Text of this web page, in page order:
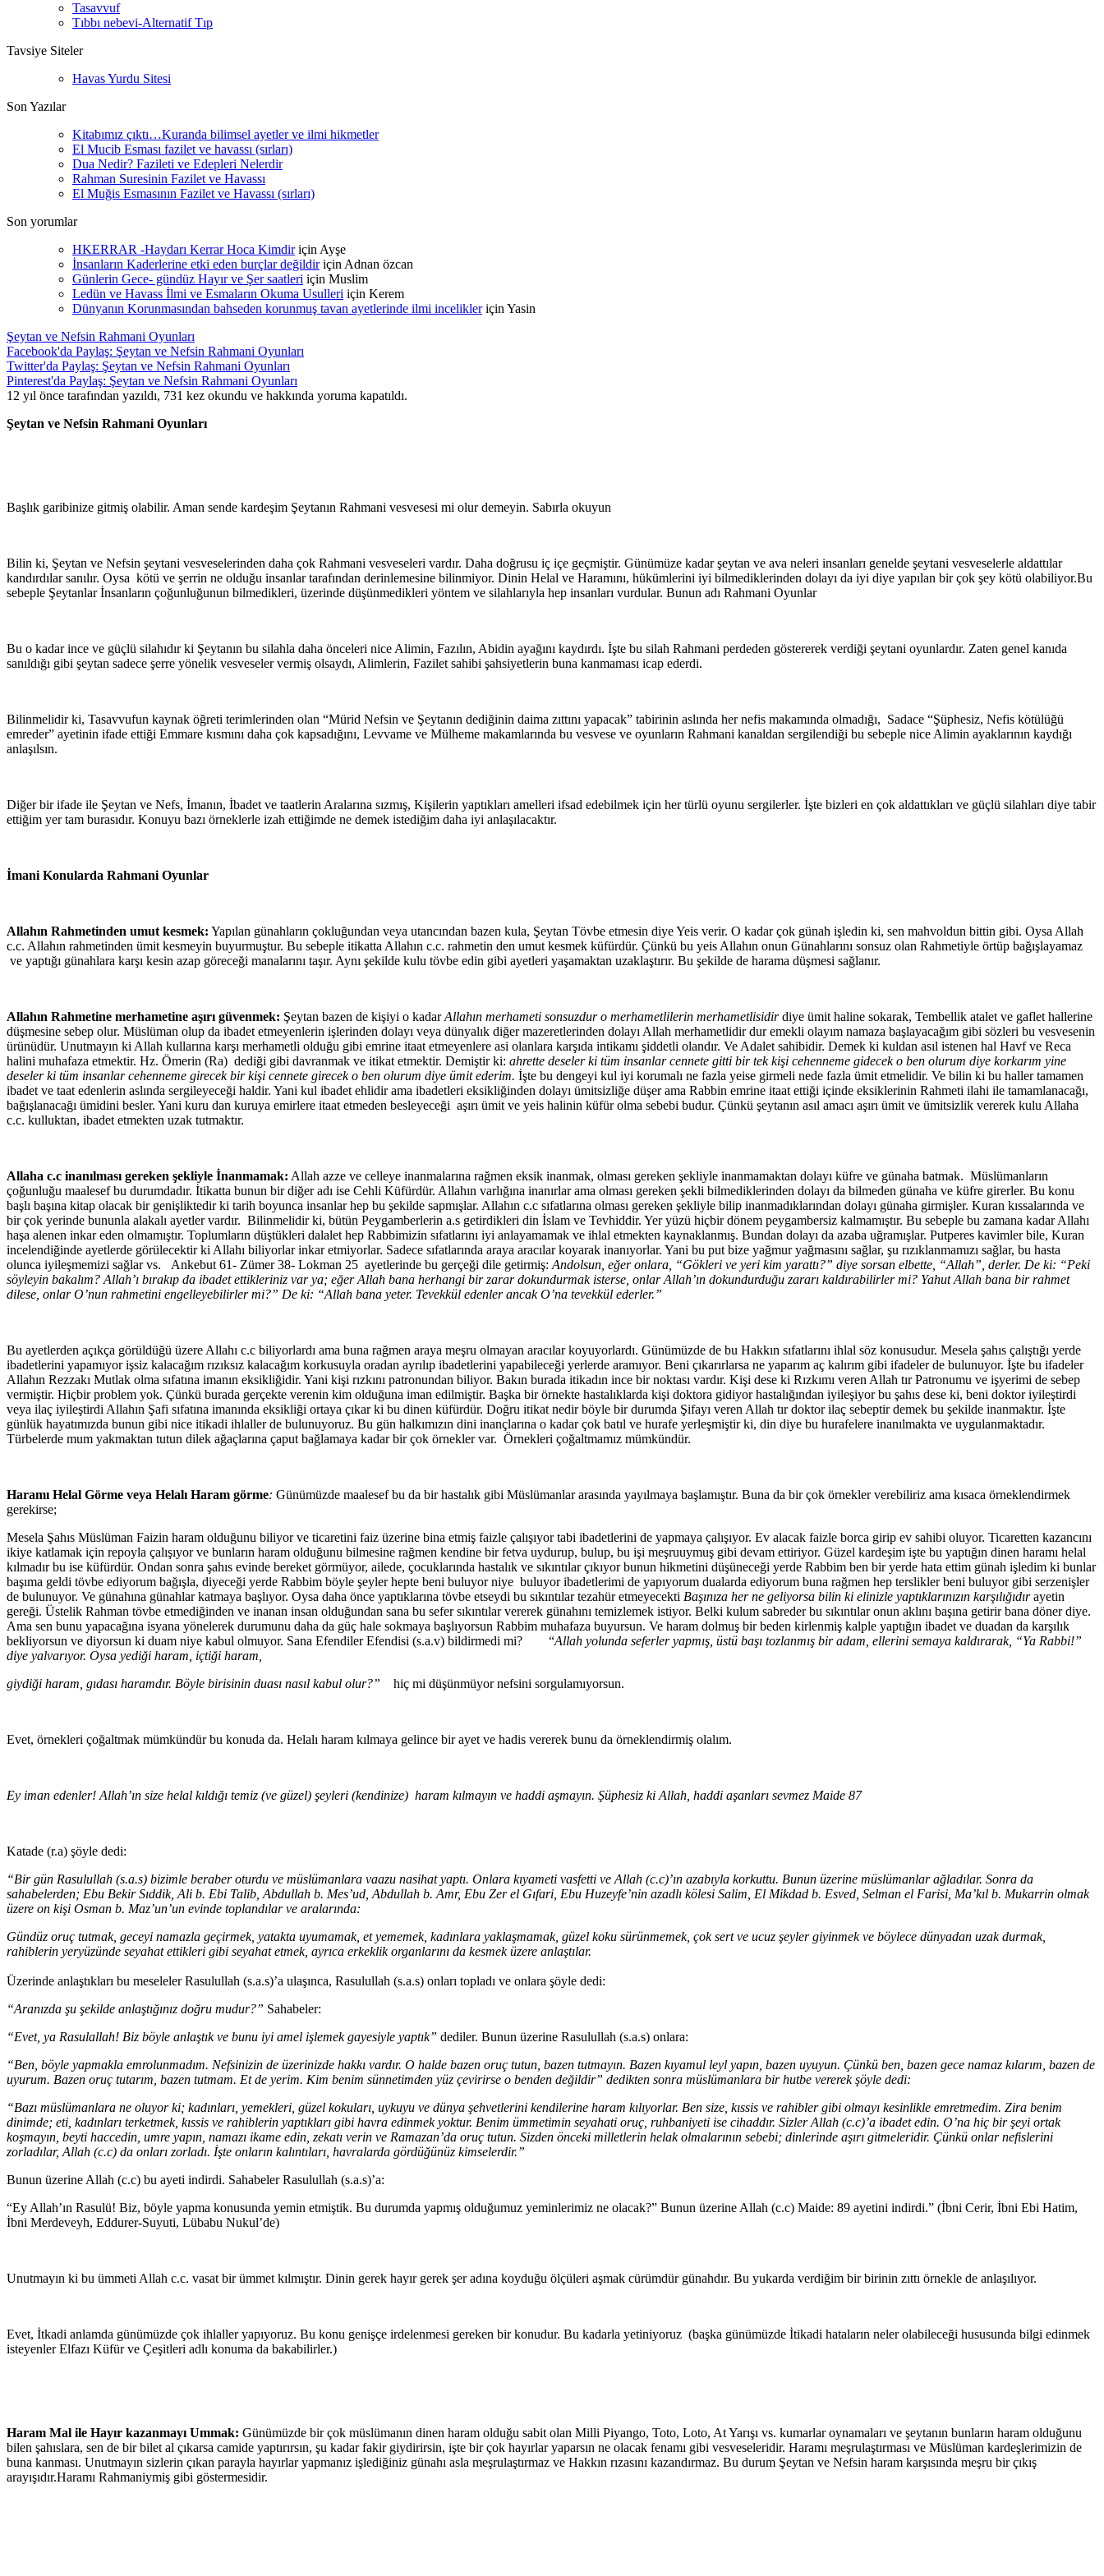
Tasavvuf
Tıbbı nebevi-Alternatif Tıp
Tavsiye Siteler
Havas Yurdu Sitesi
Son Yazılar
Kitabımız çıktı…Kuranda bilimsel ayetler ve ilmi hikmetler
El Mucib Esması fazilet ve havassı (sırları)
Dua Nedir? Fazileti ve Edepleri Nelerdir
Rahman Suresinin Fazilet ve Havassı
El Muğis Esmasının Fazilet ve Havassı (sırları)
Son yorumlar
HKERRAR -Haydarı Kerrar Hoca Kimdiriçin Ayşe
İnsanların Kaderlerine etki eden burçlar değildiriçin Adnan özcan
Günlerin Gece- gündüz Hayır ve Şer saatleri için Muslim
Ledün ve Havass İlmi ve Esmaların Okuma Usulleri için Kerem
Dünyanın Korunmasından bahseden korunmuş tavan ayetlerinde ilmi incelikleriçin Yasin
Şeytan ve Nefsin Rahmani Oyunları
Facebook'da Paylaş: Şeytan ve Nefsin Rahmani Oyunları
Twitter'da Paylaş: Şeytan ve Nefsin Rahmani Oyunları
Pinterest'da Paylaş: Şeytan ve Nefsin Rahmani Oyunları
12 yıl önce tarafından yazıldı, 731 kez okundu ve hakkında yoruma kapatıldı.
Şeytan ve Nefsin Rahmani Oyunları
Başlık garibinize gitmiş olabilir. Aman sende kardeşim Şeytanın Rahmani vesvesesi mi olur demeyin. Sabırla okuyun
Bilin ki, Şeytan ve Nefsin şeytani vesveselerinden daha çok Rahmani vesveseleri vardır. Daha doğrusu iç içe geçmiştir. Günümüze kadar şeytan ve ava neleri insanları genelde şeytani vesveselerle aldattılar
kandırdılar sanılır. Oysa kötü ve şerrin ne olduğu insanlar tarafından derinlemesine bilinmiyor. Dinin Helal ve Haramını, hükümlerini iyi bilmediklerinden dolayı da iyi diye yapılan bir çok şey kötü olabiliyor.Bu
sebeple Şeytanlar İnsanların çoğunluğunun bilmedikleri, üzerinde düşünmedikleri yöntem ve silahlarıyla hep insanları vurdular. Bunun adı Rahmani Oyunlar
Bu o kadar ince ve güçlü silahıdır ki Şeytanın bu silahla daha önceleri nice Alimin, Fazılın, Abidin ayağını kaydırdı. İşte bu silah Rahmani perdeden göstererek verdiği şeytani oyunlardır. Zaten genel kanıda
sanıldığı gibi şeytan sadece şerre yönelik vesveseler vermiş olsaydı, Alimlerin, Fazilet sahibi şahsiyetlerin buna kanmaması icap ederdi.
Bilinmelidir ki, Tasavvufun kaynak öğreti terimlerinden olan “Mürid Nefsin ve Şeytanın dediğinin daima zıttını yapacak” tabirinin aslında her nefis makamında olmadığı, Sadace “Şüphesiz, Nefis kötülüğü
emreder” ayetinin ifade ettiği Emmare kısmını daha çok kapsadığını, Levvame ve Mülheme makamlarında bu vesvese ve oyunların Rahmani kanaldan sergilendiği bu sebeple nice Alimin ayaklarının kaydığı
anlaşılsın.
Diğer bir ifade ile Şeytan ve Nefs, İmanın, İbadet ve taatlerin Aralarına sızmış, Kişilerin yaptıkları amelleri ifsad edebilmek için her türlü oyunu sergilerler. İşte bizleri en çok aldattıkları ve güçlü silahları diye tabir
ettiğim yer tam burasıdır. Konuyu bazı örneklerle izah ettiğimde ne demek istediğim daha iyi anlaşılacaktır.
İmani Konularda Rahmani Oyunlar
Allahın Rahmetinden umut kesmek: Yapılan günahların çokluğundan veya utancından bazen kula, Şeytan Tövbe etmesin diye Yeis verir. O kadar çok günah işledin ki, sen mahvoldun bittin gibi. Oysa Allah
c.c. Allahın rahmetinden ümit kesmeyin buyurmuştur. Bu sebeple itikatta Allahın c.c. rahmetin den umut kesmek küfürdür. Çünkü bu yeis Allahın onun Günahlarını sonsuz olan Rahmetiyle örtüp bağışlayamaz
ve yaptığı günahlara karşı kesin azap göreceği manalarını taşır. Aynı şekilde kulu tövbe edin gibi ayetleri yaşamaktan uzaklaştırır. Bu şekilde de harama düşmesi sağlanır.
Allahın Rahmetine merhametine aşırı güvenmek: Şeytan bazen de kişiyi o kadarAllahın merhameti sonsuzdur o merhametlilerin merhametlisidirdiye ümit haline sokarak, Tembellik atalet ve gaflet hallerine
düşmesine sebep olur. Müslüman olup da ibadet etmeyenlerin işlerinden dolayı veya dünyalık diğer mazeretlerinden dolayı Allah merhametlidir dur emekli olayım namaza başlayacağım gibi sözleri bu vesvesenin
ürünüdür. Unutmayın ki Allah kullarına karşı merhametli olduğu gibi emrine itaat etmeyenlere asi olanlara karşıda intikamı şiddetli olandır. Ve Adalet sahibidir. Demek ki kuldan asıl istenen hal Havf ve Reca
halini muhafaza etmektir. Hz. Ömerin (Ra) dediği gibi davranmak ve itikat etmektir. Demiştir ki: ahrette deseler ki tüm insanlar cennete gitti bir tek kişi cehenneme gidecek o ben olurum diye korkarım yine
deseler ki tüm insanlar cehenneme girecek bir kişi cennete girecek o ben olurum diye ümit ederim. İşte bu dengeyi kul iyi korumalı ne fazla yeise girmeli nede fazla ümit etmelidir. Ve bilin ki bu haller tamamen
ibadet ve taat edenlerin aslında sergileyeceği haldir. Yani kul ibadet ehlidir ama ibadetleri eksikliğinden dolayı ümitsizliğe düşer ama Rabbin emrine itaat ettiği içinde eksiklerinin Rahmeti ilahi ile tamamlanacağı,
bağışlanacağı ümidini besler. Yani kuru dan kuruya emirlere itaat etmeden besleyeceği aşırı ümit ve yeis halinin küfür olma sebebi budur. Çünkü şeytanın asıl amacı aşırı ümit ve ümitsizlik vererek kulu Allaha
c.c. kulluktan, ibadet etmekten uzak tutmaktır.
Allaha c.c inanılması gereken şekliyle İnanmamak: Allah azze ve celleye inanmalarına rağmen eksik inanmak, olması gereken şekliyle inanmamaktan dolayı küfre ve günaha batmak. Müslümanların
çoğunluğu maalesef bu durumdadır. İtikatta bunun bir diğer adı ise Cehli Küfürdür. Allahın varlığına inanırlar ama olması gereken şekli bilmediklerinden dolayı da bilmeden günaha ve küfre girerler. Bu konu
başlı başına kitap olacak bir genişliktedir ki tarih boyunca insanlar hep bu şekilde sapmışlar. Allahın c.c sıfatlarına olması gereken şekliyle bilip inanmadıklarından dolayı günaha girmişler. Kuran kıssalarında ve
bir çok yerinde bununla alakalı ayetler vardır. Bilinmelidir ki, bütün Peygamberlerin a.s getirdikleri din İslam ve Tevhiddir. Yer yüzü hiçbir dönem peygambersiz kalmamıştır. Bu sebeple bu zamana kadar Allahı
haşa alenen inkar eden olmamıştır. Toplumların düştükleri dalalet hep Rabbimizin sıfatlarını iyi anlayamamak ve ihlal etmekten kaynaklanmış. Bundan dolayı da azaba uğramışlar. Putperes kavimler bile, Kuran
incelendiğinde ayetlerde görülecektir ki Allahı biliyorlar inkar etmiyorlar. Sadece sıfatlarında araya aracılar koyarak inanıyorlar. Yani bu put bize yağmur yağmasını sağlar, şu rızıklanmamızı sağlar, bu hasta
olunca iyileşmemizi sağlar vs. Ankebut 61- Zümer 38- Lokman 25 ayetlerinde bu gerçeği dile getirmiş: Andolsun, eğer onlara, “Gökleri ve yeri kim yarattı?” diye sorsan elbette, “Allah”, derler. De ki: “Peki
söyleyin bakalım? Allah’ı bırakıp da ibadet ettikleriniz var ya; eğer Allah bana herhangi bir zarar dokundurmak isterse, onlar Allah’ın dokundurduğu zararı kaldırabilirler mi? Yahut Allah bana bir rahmet
dilese, onlar O’nun rahmetini engelleyebilirler mi?” De ki: “Allah bana yeter. Tevekkül edenler ancak O’na tevekkül ederler.”
Bu ayetlerden açıkça görüldüğü üzere Allahı c.c biliyorlardı ama buna rağmen araya meşru olmayan aracılar koyuyorlardı. Günümüzde de bu Hakkın sıfatlarını ihlal söz konusudur. Mesela şahıs çalıştığı yerde
ibadetlerini yapamıyor işsiz kalacağım rızıksız kalacağım korkusuyla oradan ayrılıp ibadetlerini yapabileceği yerlerde aramıyor. Beni çıkarırlarsa ne yaparım aç kalırım gibi ifadeler de bulunuyor. İşte bu ifadeler
Allahın Rezzakı Mutlak olma sıfatına imanın eksikliğidir. Yani kişi rızkını patronundan biliyor. Bakın burada itikadın ince bir noktası vardır. Kişi dese ki Rızkımı veren Allah tır Patronumu ve işyerimi de sebep
vermiştir. Hiçbir problem yok. Çünkü burada gerçekte verenin kim olduğuna iman edilmiştir. Başka bir örnekte hastalıklarda kişi doktora gidiyor hastalığından iyileşiyor bu şahıs dese ki, beni doktor iyileştirdi
veya ilaç iyileştirdi Allahın Şafi sıfatına imanında eksikliği ortaya çıkar ki bu dinen küfürdür. Doğru itikat nedir böyle bir durumda Şifayı veren Allah tır doktor ilaç sebeptir demek bu şekilde inanmaktır. İşte
günlük hayatımızda bunun gibi nice itikadi ihlaller de bulunuyoruz. Bu gün halkımızın dini inançlarına o kadar çok batıl ve hurafe yerleşmiştir ki, din diye bu hurafelere inanılmakta ve uygulanmaktadır.
Türbelerde mum yakmaktan tutun dilek ağaçlarına çaput bağlamaya kadar bir çok örnekler var. Örnekleri çoğaltmamız mümkündür.
Haramı Helal Görme veya Helalı Haram görme: Günümüzde maalesef bu da bir hastalık gibi Müslümanlar arasında yayılmaya başlamıştır. Buna da bir çok örnekler verebiliriz ama kısaca örneklendirmek
gerekirse;
Mesela Şahıs Müslüman Faizin haram olduğunu biliyor ve ticaretini faiz üzerine bina etmiş faizle çalışıyor tabi ibadetlerini de yapmaya çalışıyor. Ev alacak faizle borca girip ev sahibi oluyor. Ticaretten kazancını
ikiye katlamak için repoyla çalışıyor ve bunların haram olduğunu bilmesine rağmen kendine bir fetva uydurup, bulup, bu işi meşruuymuş gibi devam ettiriyor. Güzel kardeşim işte bu yaptığın dinen haramı helal
kılmadır bu ise küfürdür. Ondan sonra şahıs evinde bereket görmüyor, ailede, çocuklarında hastalık ve sıkıntılar çıkıyor bunun hikmetini düşüneceği yerde Rabbim ben bir yerde hata ettim günah işledim ki bunlar
başıma geldi tövbe ediyorum bağışla, diyeceği yerde Rabbim böyle şeyler hepte beni buluyor niye buluyor ibadetlerimi de yapıyorum dualarda ediyorum buna rağmen hep terslikler beni buluyor gibi serzenişler
de bulunuyor. Ve günahına günahlar katmaya başlıyor. Oysa daha önce yaptıklarına tövbe etseydi bu sıkıntılar tezahür etmeyecekti Başınıza her ne geliyorsa bilin ki elinizle yaptıklarınızın karşılığıdırayetin
gereği. Üstelik Rahman tövbe etmediğinden ve inanan insan olduğundan sana bu sefer sıkıntılar vererek günahını temizlemek istiyor. Belki kulum sabreder bu sıkıntılar onun aklını başına getirir bana döner diye.
Ama sen bunu yapacağına isyana yönelerek durumunu daha da güç hale sokmaya başlıyorsun Rabbim muhafaza buyursun. Ve haram dolmuş bir beden kirlenmiş kalple yaptığın ibadet ve duadan da karşılık
bekliyorsun ve diyorsun ki duam niye kabul olmuyor. Sana Efendiler Efendisi (s.a.v) bildirmedi mi? “Allah yolunda seferler yapmış, üstü başı tozlanmış bir adam, ellerini semaya kaldırarak, “Ya Rabbi!”
diye yalvarıyor. Oysa yediği haram, içtiği haram,
giydiği haram, gıdası haramdır. Böyle birisinin duası nasıl kabul olur?” hiç mi düşünmüyor nefsini sorgulamıyorsun.
Evet, örnekleri çoğaltmak mümkündür bu konuda da. Helalı haram kılmaya gelince bir ayet ve hadis vererek bunu da örneklendirmiş olalım.
Ey iman edenler! Allah’ın size helal kıldığı temiz (ve güzel) şeyleri (kendinize) haram kılmayın ve haddi aşmayın. Şüphesiz ki Allah, haddi aşanları sevmez Maide 87
Katade (r.a) şöyle dedi:
“Bir gün Rasulullah (s.a.s) bizimle beraber oturdu ve müslümanlara vaazu nasihat yaptı. Onlara kıyameti vasfetti ve Allah (c.c)’ın azabıyla korkuttu. Bunun üzerine müslümanlar ağladılar. Sonra da
sahabelerden; Ebu Bekir Sıddik, Ali b. Ebi Talib, Abdullah b. Mes’ud, Abdullah b. Amr, Ebu Zer el Gıfari, Ebu Huzeyfe’nin azadlı kölesi Salim, El Mikdad b. Esved, Selman el Farisi, Ma’kıl b. Mukarrin olmak
üzere on kişi Osman b. Maz’un’un evinde toplandılar ve aralarında:
Gündüz oruç tutmak, geceyi namazla geçirmek, yatakta uyumamak, et yememek, kadınlara yaklaşmamak, güzel koku sürünmemek, çok sert ve ucuz şeyler giyinmek ve böylece dünyadan uzak durmak,
rahiblerin yeryüzünde seyahat ettikleri gibi seyahat etmek, ayrıca erkeklik organlarını da kesmek üzere anlaştılar.
Üzerinde anlaştıkları bu meseleler Rasulullah (s.a.s)’a ulaşınca, Rasulullah (s.a.s) onları topladı ve onlara şöyle dedi:
“Aranızda şu şekilde anlaştığınız doğru mudur?” Sahabeler:
“Evet, ya Rasulallah! Biz böyle anlaştık ve bunu iyi amel işlemek gayesiyle yaptık” dediler. Bunun üzerine Rasulullah (s.a.s) onlara:
“Ben, böyle yapmakla emrolunmadım. Nefsinizin de üzerinizde hakkı vardır. O halde bazen oruç tutun, bazen tutmayın. Bazen kıyamul leyl yapın, bazen uyuyun. Çünkü ben, bazen gece namaz kılarım, bazen de
uyurum. Bazen oruç tutarım, bazen tutmam. Et de yerim. Kim benim sünnetimden yüz çevirirse o benden değildir” dedikten sonra müslümanlara bir hutbe vererek şöyle dedi:
“Bazı müslümanlara ne oluyor ki; kadınları, yemekleri, güzel kokuları, uykuyu ve dünya şehvetlerini kendilerine haram kılıyorlar. Ben size, kıssis ve rahibler gibi olmayı kesinlikle emretmedim. Zira benim
dinimde; eti, kadınları terketmek, kıssis ve rahiblerin yaptıkları gibi havra edinmek yoktur. Benim ümmetimin seyahati oruç, ruhbaniyeti ise cihaddır. Sizler Allah (c.c)’a ibadet edin. O’na hiç bir şeyi ortak
koşmayın, beyti haccedin, umre yapın, namazı ikame edin, zekatı verin ve Ramazan’da oruç tutun. Sizden önceki milletlerin helak olmalarının sebebi; dinlerinde aşırı gitmeleridir. Çünkü onlar nefislerini
zorladılar, Allah (c.c) da onları zorladı. İşte onların kalıntıları, havralarda gördüğünüz kimselerdir.”
Bunun üzerine Allah (c.c) bu ayeti indirdi. Sahabeler Rasulullah (s.a.s)’a:
“Ey Allah’ın Rasulü! Biz, böyle yapma konusunda yemin etmiştik. Bu durumda yapmış olduğumuz yeminlerimiz ne olacak?” Bunun üzerine Allah (c.c) Maide: 89 ayetini indirdi.” (İbni Cerir, İbni Ebi Hatim,
İbni Merdeveyh, Eddurer-Suyuti, Lübabu Nukul’de)
Unutmayın ki bu ümmeti Allah c.c. vasat bir ümmet kılmıştır. Dinin gerek hayır gerek şer adına koyduğu ölçüleri aşmak cürümdür günahdır. Bu yukarda verdiğim bir birinin zıttı örnekle de anlaşılıyor.
Evet, İtkadi anlamda günümüzde çok ihlaller yapıyoruz. Bu konu genişçe irdelenmesi gereken bir konudur. Bu kadarla yetiniyoruz (başka günümüzde İtikadi hataların neler olabileceği hususunda bilgi edinmek
isteyenler Elfazı Küfür ve Çeşitleri adlı konuma da bakabilirler.)
Haram Mal ile Hayır kazanmayı Ummak: Günümüzde bir çok müslümanın dinen haram olduğu sabit olan Milli Piyango, Toto, Loto, At Yarışı vs. kumarlar oynamaları ve şeytanın bunların haram olduğunu
bilen şahıslara, sen de bir bilet al çıkarsa camide yaptırırsın, şu kadar fakir giydirirsin, işte bir çok hayırlar yaparsın ne olacak fenamı gibi vesveseleridir. Haramı meşrulaştırması ve Müslüman kardeşlerimizin de
buna kanması. Unutmayın sizlerin çıkan parayla hayırlar yapmanız işlediğiniz günahı asla meşrulaştırmaz ve Hakkın rızasını kazandırmaz. Bu durum Şeytan ve Nefsin haram karşısında meşru bir çıkış
arayışıdır.Haramı Rahmaniymiş gibi göstermesidir.